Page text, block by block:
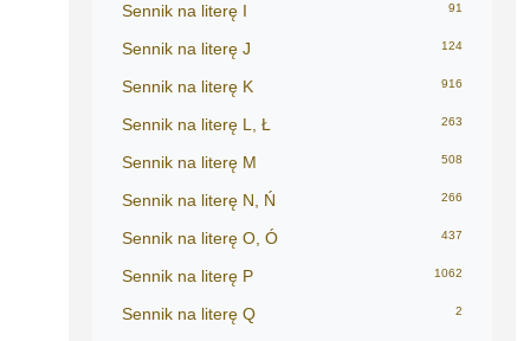
Sennik na literę I 91
Sennik na literę J 124
Sennik na literę K 916
Sennik na literę L, Ł 263
Sennik na literę M 508
Sennik na literę N, Ń 266
Sennik na literę O, Ó 437
Sennik na literę P 1062
Sennik na literę Q 2